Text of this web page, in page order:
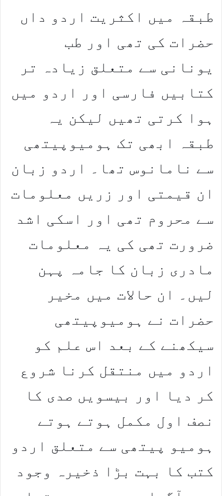
طبقہ میں اکثریت اردو داں
حضرات کی تھی اور طب
یونانی سے متعلق زیادہ تر
کتابیں فارسی اور اردو میں
ہوا کرتی تھیں لیکن یہ
طبقہ ابھی تک ہومیوپیتھی
سے نامانوس تھا۔ اردو زبان
ان قیمتی اور زریں معلومات
سے محروم تھی اور اسکی اشد
ضرورت تھی کی یہ معلومات
مادری زبان کا جامہ پہن
لیں۔ ان حالات میں مخیر
حضرات نے ہومیوپیتھی
سیکھنے کے بعد اس علم کو
اردو میں منتقل کرنا شروع
کر دیا اور بیسویں صدی کا
نصف اول مکمل ہوتے ہوتے
ہومیو پیتھی سے متعلق اردو
کتب کا بہت بڑا ذخیرہ وجود